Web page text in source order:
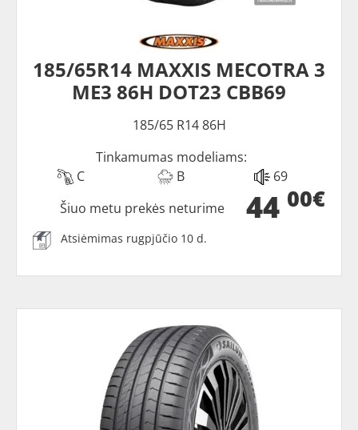
185/65R14 MAXXIS MECOTRA 3
ME3 86H DOT23 CBB69
185/65 R14 86H
Tinkamumas modeliams:
C
B 69
44 00€
Šiuo metu prekės neturime
Atsiėmimas rugpjūčio 10 d.